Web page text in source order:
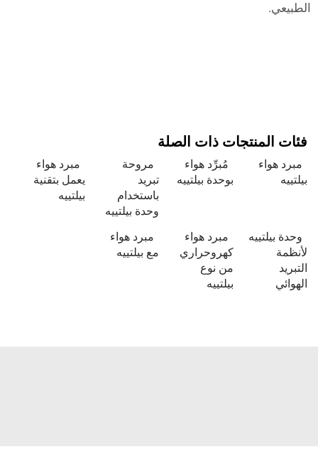
الطبيعي.
فئات المنتجات ذات الصلة
مبرد هواء
بيلتييه
مُبرِّد هواء
بوحدة بيلتييه
مروحة
تبريد
باستخدام
وحدة بيلتييه
مبرد هواء
يعمل بتقنية
بيلتييه
وحدة بيلتييه
لأنظمة
التبريد
الهوائي
مبرد هواء
كهروحراري
من نوع
بيلتييه
مبرد هواء
مع بيلتييه